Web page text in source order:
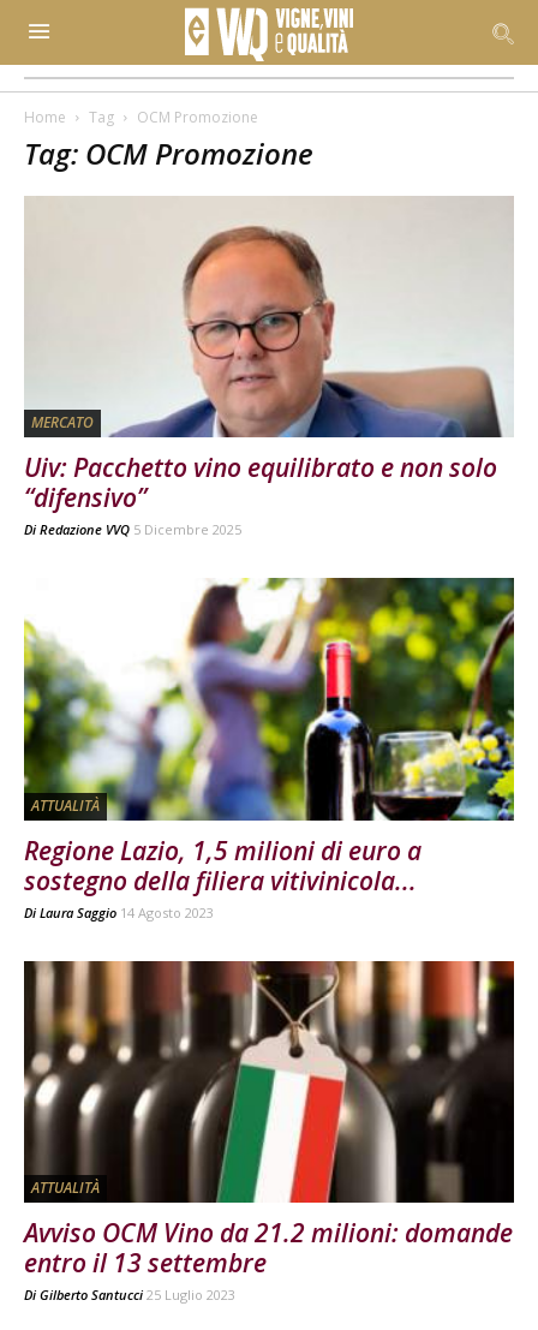
Home Tag OCM Promozione
Tag: OCM Promozione
MERCATO
Uiv: Pacchetto vino equilibrato e non solo
“difensivo”
Di Redazione VVQ 5 Dicembre 2025
ATTUALITÀ
Regione Lazio, 1,5 milioni di euro a
sostegno della filiera vitivinicola...
Di Laura Saggio 14 Agosto 2023
ATTUALITÀ
Avviso OCM Vino da 21.2 milioni: domande
entro il 13 settembre
Di Gilberto Santucci 25 Luglio 2023